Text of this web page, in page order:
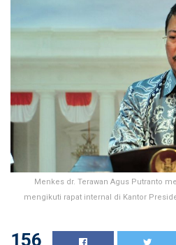
Menkes dr. Terawan Agus Putranto
mengikuti rapat internal di Kantor
156